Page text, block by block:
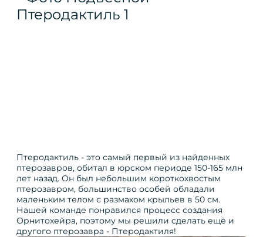
Птеродактиль - это самый первый из найденных
птерозавров, обитал в юрском периоде 150-165 млн
лет назад. Он был небольшим короткохвостым
птерозавром, большинство особей обладали
маленьким телом с размахом крыльев в 50 см.
Нашей команде понравился процесс создания
Орнитохейра, поэтому мы решили сделать ещё и
другого птерозавра - Птеродактиля!